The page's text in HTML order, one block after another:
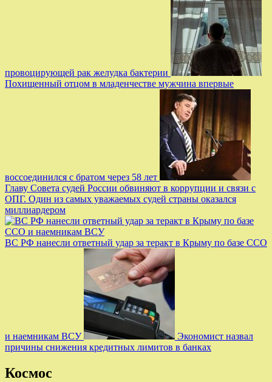
провоцирующей рак желудка бактерии
Похищенный отцом в младенчестве мужчина впервые
воссоединился с братом через 58 лет
Главу Совета судей России обвиняют в коррупции и связи с
ОПГ. Один из самых уважаемых судей страны оказался
миллиардером
ВС РФ нанесли ответный удар за теракт в Крыму по базе ССО
и наемникам ВСУ
Экономист назвал
причины снижения кредитных лимитов в банках
Космос